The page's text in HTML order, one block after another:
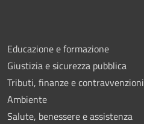
Educazione e formazione
Giustizia e sicurezza pubblica
Tributi, finanze e contravvenzioni
Ambiente
Salute, benessere e assistenza